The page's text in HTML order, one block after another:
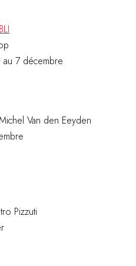
7 décembre
Van den Eeyden
Pizzuti